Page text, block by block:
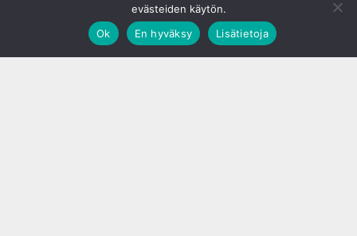
evästeiden käytön.
Ok
En hyväksy Lisätietoja